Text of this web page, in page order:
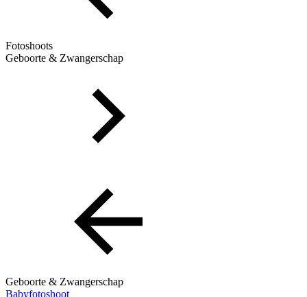
Fotoshoots
Geboorte & Zwangerschap
Geboorte & Zwangerschap
Babyfotoshoot